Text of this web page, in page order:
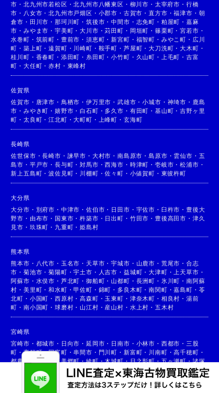
市 ・北九州市若松区 ・北九州市八幡東区 ・ 柳川市 ・ 太宰府市 ・ 行橋
市 ・ 八女市 ・北九州市戸畑区 ・ 小郡市 ・ 古賀市 ・直方市 ・福津市 ・ 朝
倉市 ・ 田川市 ・那珂川町 ・筑後市 ・中間市 ・ 志免町 ・ 粕屋町 ・ 嘉麻
市 ・みやま市 ・宇美町 ・大川市 ・苅田町 ・ 岡垣町 ・ 篠栗町 ・宮若市 ・
水巻町 ・ 筑前町 ・ 豊前市 ・須恵町 ・新宮町 ・ 福智町 ・ みやこ町 ・ 広川
町 ・築上町 ・遠賀町 ・ 川崎町 ・ 鞍手町 ・ 芦屋町 ・大刀洗町 ・大木町 ・
桂川町 ・ 香春町 ・ 添田町 ・ 糸田町 ・小竹町 ・ 久山町 ・ 上毛町 ・ 吉富
町 ・大任町 ・赤村 ・ 東峰村
佐賀県
佐賀市 ・ 唐津市 ・ 鳥栖市 ・伊万里市 ・武雄市 ・小城市 ・ 神埼市 ・ 鹿島
市 ・みやき町 ・嬉野市 ・ 白石町 ・ 多久市 ・ 有田町 ・ 基山町 ・吉野ヶ里
町 ・太良町 ・江北町 ・大町町 ・ 上峰町 ・ 玄海町
長崎県
佐世保市 ・長崎市 ・ 諫早市 ・ 大村市 ・南島原市 ・島原市 ・ 雲仙市 ・ 五
島市 ・ 平戸市 ・長与町 ・対馬市 ・西海市 ・ 時津町 ・ 壱岐市 ・松浦市 ・
新上五島町 ・波佐見町 ・ 川棚町 ・佐々町 ・ 小値賀町 ・ 東彼杵町
大分県
大分市 ・ 別府市 ・ 中津市 ・佐伯市 ・ 日田市 ・ 宇佐市 ・ 臼杵市 ・ 豊後大
野市 ・ 由布市 ・ 国東市 ・杵築市 ・ 日出町 ・ 竹田市 ・ 豊後高田市 ・ 津久
見市 ・ 玖珠町 ・ 九重町 ・姫島村
熊本県
熊本市 ・ 八代市 ・ 玉名市 ・ 天草市 ・宇城市 ・ 山鹿市 ・ 荒尾市 ・ 合志
市 ・菊池市 ・菊陽町 ・宇土市 ・ 人吉市 ・ 益城町 ・大津町 ・ 上天草市 ・
阿蘇市 ・ 水俣市 ・ 芦北町 ・御船町 ・ 山都町 ・ 長洲町 ・ 氷川町 ・ 南阿蘇
村 ・美里町 ・和水町 ・甲佐町 ・ 錦町 ・ 多良木町 ・南関町 ・嘉島町 ・ 苓
北町 ・ 小国町 ・西原村 ・高森町 ・ 玉東町 ・ 津奈木町 ・ 相良村 ・ 湯前
町 ・南小国町 ・球磨村 ・ 山江村 ・ 産山村 ・ 水上村 ・ 五木村
宮崎県
宮崎市 ・ 都城市 ・ 日向市 ・延岡市 ・ 日南市 ・ 小林市 ・ 西都市 ・ 三股
町 ・高鍋町・国富町 ・ 串間市 ・ 門川町 ・ 新富町 ・ 川南町 ・高千穂町 ・
都農町
高原町 ・美郷町・綾町・木城町・日之影町・五ヶ瀬町・諸塚
椎葉村・ 西米良村